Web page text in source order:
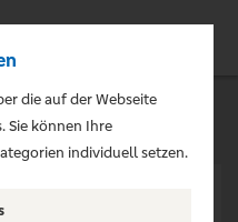
die auf der Webseite
Sie können Ihre
individuell setzen.